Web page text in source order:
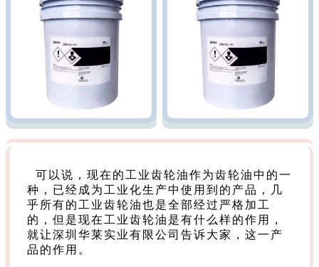
可以说，现在的工业齿轮油作为齿轮油中的一
种，已经成为工业化生产中使用到的产品，几
乎所有的工业齿轮油也是全部经过严格加工
的，但是现在工业齿轮油是有什么样的作用，
就让深圳华莱实业有限公司告诉大家，这一产
品的作用。